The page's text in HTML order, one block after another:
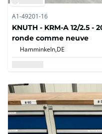
A1-49201-16
KNUTH - KRM-A 12/2.5
ronde comme neuve
Hamminkeln,DE